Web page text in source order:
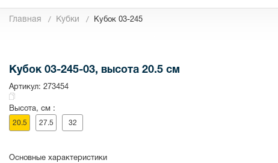
СУВЕНИРЫ
Главная Кубки Кубок 03-245
Кубок 03-245-03, высота 20.5 см
Артикул: 273454
Высота, см :
20.5 27.5 32
Основные характеристики